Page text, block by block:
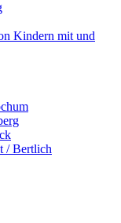
Kindern mit und
/ Bertlich